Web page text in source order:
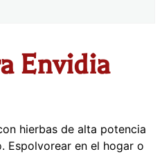
Envidia
hierbas de alta potencia
Espolvorear en el hogar o